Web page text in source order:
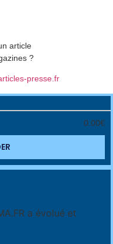
article
?
presse.fr
0.00€
a évolué et